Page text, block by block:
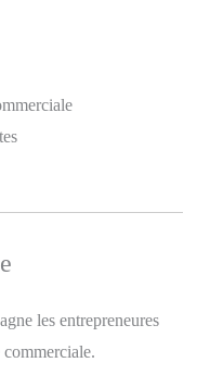
les entrepreneures